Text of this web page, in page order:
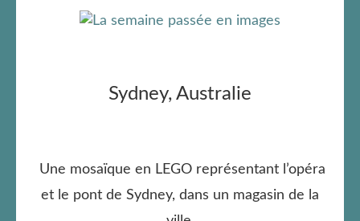
Sydney, Australie
Une mosaïque en LEGO représentant l’opéra
et le pont de Sydney, dans un magasin de la